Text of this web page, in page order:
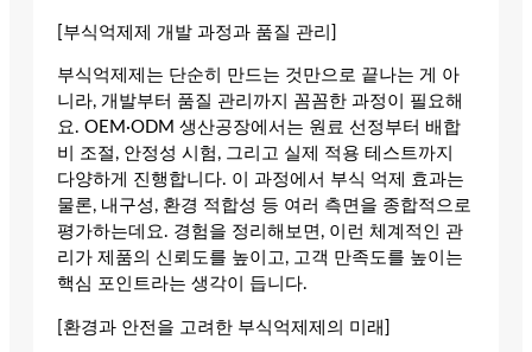
[부식억제제 개발 과정과 품질 관리]
부식억제제는 단순히 만드는 것만으로 끝나는 게 아
니라, 개발부터 품질 관리까지 꼼꼼한 과정이 필요해
요. OEM·ODM 생산공장에서는 원료 선정부터 배합
비 조절, 안정성 시험, 그리고 실제 적용 테스트까지
다양하게 진행합니다. 이 과정에서 부식 억제 효과는
물론, 내구성, 환경 적합성 등 여러 측면을 종합적으로
평가하는데요. 경험을 정리해보면, 이런 체계적인 관
리가 제품의 신뢰도를 높이고, 고객 만족도를 높이는
핵심 포인트라는 생각이 듭니다.
[환경과 안전을 고려한 부식억제제의 미래]